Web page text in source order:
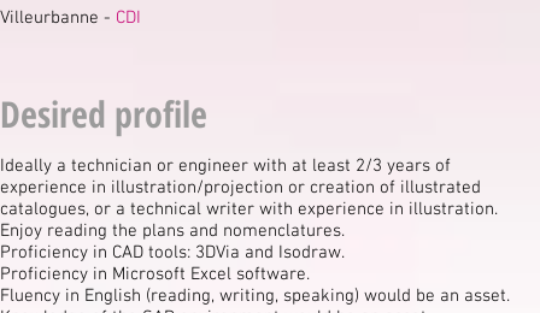
Villeurbanne - CDI
Desired profile
Ideally a technician or engineer with at least 2/3 years of
experience in illustration/projection or creation of illustrated
catalogues, or a technical writer with experience in illustration.
Enjoy reading the plans and nomenclatures.
Proficiency in CAD tools: 3DVia and Isodraw.
Proficiency in Microsoft Excel software.
Fluency in English (reading, writing, speaking) would be an asset.